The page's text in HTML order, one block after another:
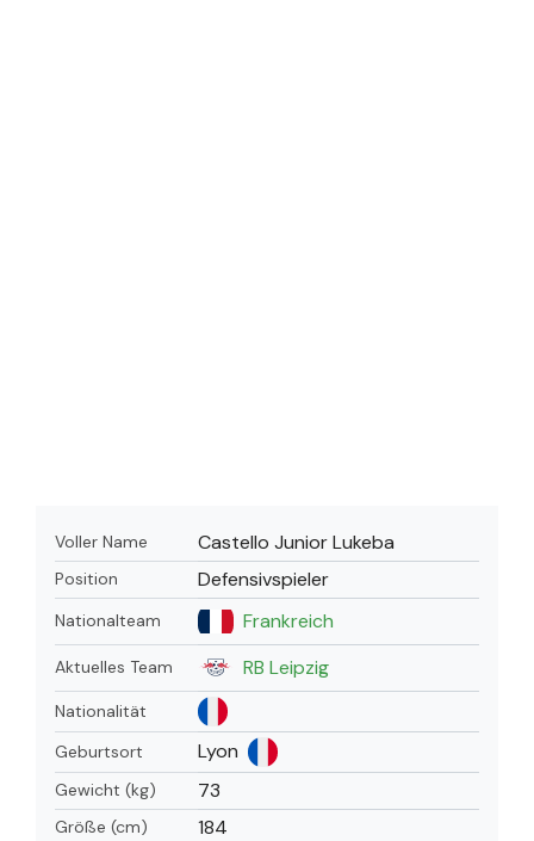
Voller Name Castello Junior Lukeba
Position Defensivspieler
Nationalteam Frankreich
Aktuelles Team RB Leipzig
Nationalität
Geburtsort
Lyon
Gewicht (kg) 73
Größe (cm) 184